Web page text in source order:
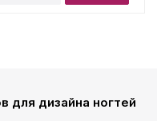
для дизайна ногтей